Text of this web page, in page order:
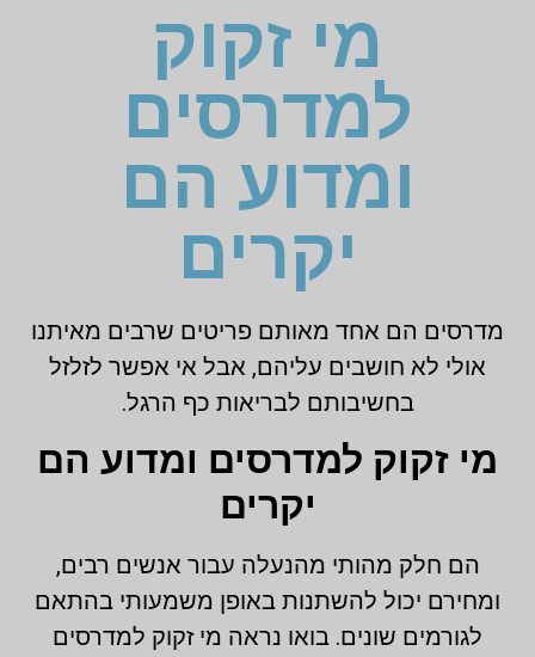
מי זקוק
למדרסים
ומדוע הם
יקרים
מדרסים הם אחד מאותם פריטים שרבים מאיתנו
אולי לא חושבים עליהם, אבל אי אפשר לזלזל
בחשיבותם לבריאות כף הרגל.
מי זקוק למדרסים ומדוע הם
יקרים
הם חלק מהותי מהנעלה עבור אנשים רבים,
ומחירם יכול להשתנות באופן משמעותי בהתאם
לגורמים שונים. בואו נראה מי זקוק למדרסים